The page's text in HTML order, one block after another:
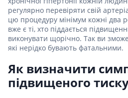
регулярно перевіряти свій
цю процедуру мінімум кожні два
вже є ті, хто піддається
виконувати щорічно. Так ви
які нерідко бувають фатальними.
Як визначити
підвищеного